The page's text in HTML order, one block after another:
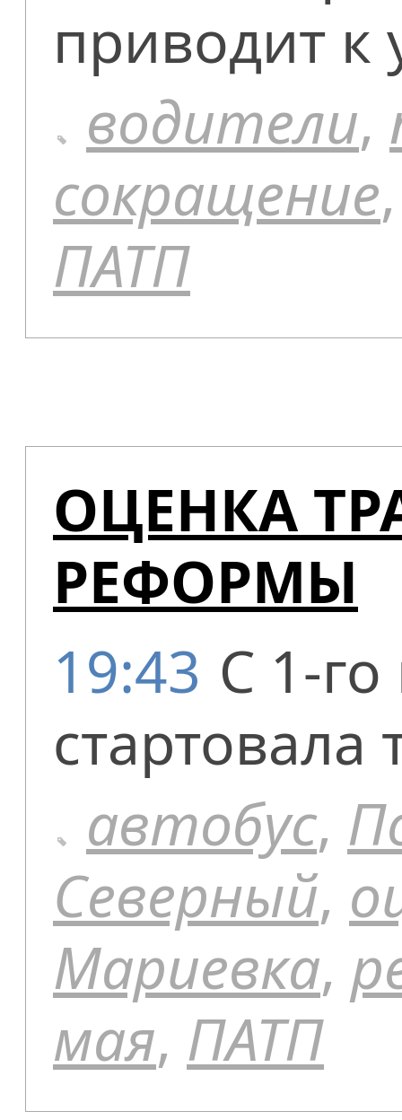
приводит
водители,
сокращение
ПАТП
ОЦЕНКА
РЕФОРМЫ
19:43 С 1-
автобус,
Северный,
Мариевка,
мая, ПАТП